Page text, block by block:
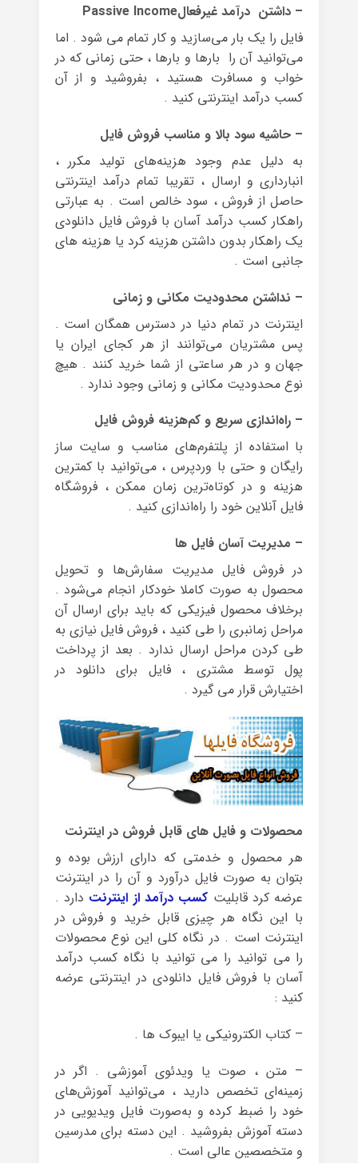
– داشتن درآمد غیرفعالPassive Income
فایل را یک بار می‌سازید و کار تمام می شود . اما
می‌توانید آن را بارها و بارها ، حتی زمانی که در
خواب و مسافرت هستید ، بفروشید و از آن
کسب درآمد اینترنتی کنید .
– حاشیه سود بالا و مناسب فروش فایل
به دلیل عدم وجود هزینه‌های تولید مکرر ،
انبارداری و ارسال ، تقریبا تمام درآمد اینترنتی
حاصل از فروش ، سود خالص است . به عبارتی
راهکار کسب درآمد آسان با فروش فایل دانلودی
یک راهکار بدون داشتن هزینه کرد یا هزینه های
جانبی است .
– نداشتن محدودیت مکانی و زمانی
اینترنت در تمام دنیا در دسترس همگان است .
پس مشتریان می‌توانند از هر کجای ایران یا
جهان و در هر ساعتی از شما خرید کنند . هیچ
نوع محدودیت مکانی و زمانی وجود ندارد .
– راه‌اندازی سریع و کم‌هزینه فروش فایل
با استفاده از پلتفرم‌های مناسب و سایت ساز
رایگان و حتی با وردپرس ، می‌توانید با کمترین
هزینه و در کوتاه‌ترین زمان ممکن ، فروشگاه
فایل آنلاین خود را راه‌اندازی کنید .
– مدیریت آسان فایل ها
در فروش فایل مدیریت سفارش‌ها و تحویل
محصول به صورت کاملا خودکار انجام می‌شود .
برخلاف محصول فیزیکی که باید برای ارسال آن
مراحل زمانبری را طی کنید ، فروش فایل نیازی به
طی کردن مراحل ارسال ندارد . بعد از پرداخت
پول توسط مشتری ، فایل برای دانلود در
اختیارش قرار می گیرد .
محصولات و فایل های قابل فروش در اینترنت
هر محصول و خدمتی که دارای ارزش بوده و
بتوان به صورت فایل درآورد و آن را در اینترنت
عرضه کرد قابلیت کسب درآمد از اینترنت دارد .
با این نگاه هر چیزی قابل خرید و فروش در
اینترنت است . در نگاه کلی این نوع محصولات
را می توانید را می توانید با نگاه کسب درآمد
آسان با فروش فایل دانلودی در اینترنتی عرضه
کنید :
– کتاب الکترونیکی یا ایبوک ها .
– متن ، صوت یا ویدئوی آموزشی . اگر در
زمینه‌ای تخصص دارید ، می‌توانید آموزش‌های
خود را ضبط کرده و به‌صورت فایل ویدیویی در
دسته آموزش بفروشید . این دسته برای مدرسین
و متخصصین عالی است .